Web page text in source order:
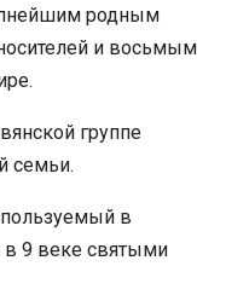
родным
и восьмым
группе
семьи.
в
в 9 веке святыми